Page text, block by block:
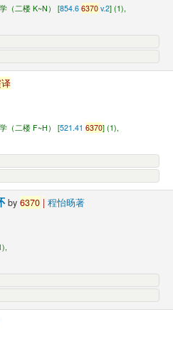
（二楼 K~N） [854.66370 v.2] (1),
（二楼 F~H） [521.416370] (1),
by6370 | 程怡旸著